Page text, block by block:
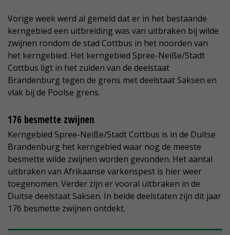
Vorige week werd al gemeld dat er in het bestaande
kerngebied een uitbreiding was van uitbraken bij wilde
zwijnen rondom de stad Cottbus in het noorden van
het kerngebied. Het kerngebied Spree-Neiße/Stadt
Cottbus ligt in het zuiden van de deelstaat
Brandenburg tegen de grens met deelstaat Saksen en
vlak bij de Poolse grens.
176 besmette zwijnen
Kerngebied Spree-Neiße/Stadt Cottbus is in de Duitse
Brandenburg het kerngebied waar nog de meeste
besmette wilde zwijnen worden gevonden. Het aantal
uitbraken van Afrikaanse varkenspest is hier weer
toegenomen. Verder zijn er vooral uitbraken in de
Duitse deelstaat Saksen. In beide deelstaten zijn dit jaar
176 besmette zwijnen ontdekt.